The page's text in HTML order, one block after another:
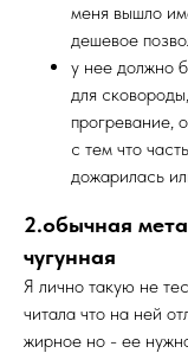
меня вышло
дешевое
у нее должно
для
прогревание,
с тем что
дожарилась
2.обычная
чугунная
Я лично такую не
читала что на ней
жирное но - ее